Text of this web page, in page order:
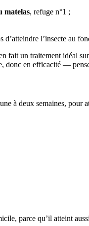
matelas, refuge n°1 ;
l’insecte au
fait un traitement idéal
donc en efficacité —
à deux semaines,
parce qu’il atteint